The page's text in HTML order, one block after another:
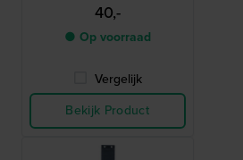
40,-
● Op voorraad
Vergelijk
Bekijk Product